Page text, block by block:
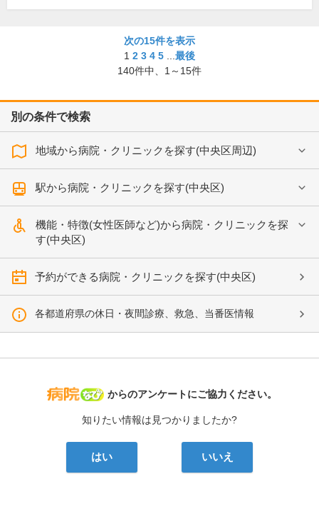
次の15件を表示
1 2 3 4 5
最後
140件中、 1～15件
別の条件で検索
地域から病院・クリニックを探す(中央区周辺)
駅から病院・クリニックを探す(中央区)
機能・特徴(女性医師など)から病院・クリニックを探
す(中央区)
予約ができる病院・クリニックを探す(中央区)
各都道府県の休日・夜間診療、救急、当番医情報
病院なび
からのアンケートにご協力ください。
知りたい情報は見つかりましたか?
はい いいえ